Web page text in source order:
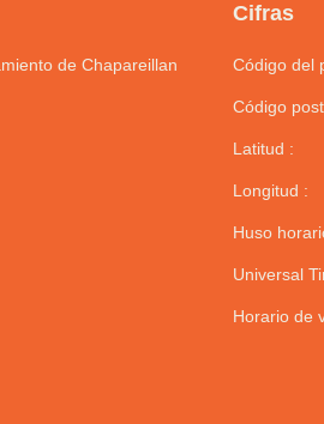
de Chapareillan
Cifras
Código del
Código
Latitud :
Longitud :
Huso
Universal
Horario de